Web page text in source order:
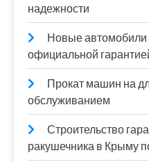
надежности
Новые автомобили
официальной
Прокат машин на
обслуживанием
Строительство
ракушечника в Крыму